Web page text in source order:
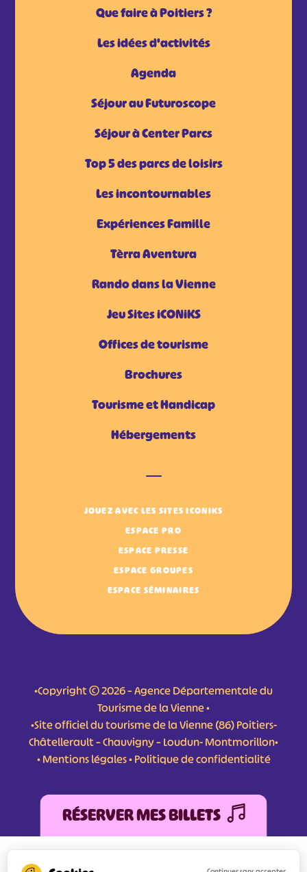
Que faire à Poitiers ?
Les idées d'activités
Agenda
Séjour au Futuroscope
Séjour à Center Parcs
Top 5 des parcs de loisirs
Les incontournables
Expériences Famille
Tèrra Aventura
Rando dans la Vienne
Jeu Sites iCONiKS
Offices de tourisme
Brochures
Tourisme et Handicap
Hébergements
JOUEZ AVEC LES SITES ICONIKS
ESPACE PRO
ESPACE PRESSE
ESPACE GROUPES
ESPACE SÉMINAIRES
•Copyright © 2026 – Agence Départementale du
Tourisme de la Vienne •
•Site officiel du tourisme de la Vienne (86) Poitiers-
Châtellerault – Chauvigny – Loudun- Montmorillon•
•Mentions légales•Politique de confidentialité
RÉSERVER MES BILLETS
l’Europe au titre du FEDER (Fonds Européen de développement Régional) pour